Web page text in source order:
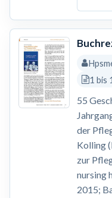
1 bis 1
55
der
Kolling
zur
nursing
2015;